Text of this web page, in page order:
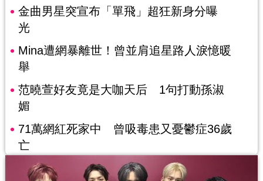
金曲男星突宣布「單飛」超狂新身分曝
光
Mina遭網暴離世！曾並肩追星路人淚憶暖
舉
范曉萱好友竟是大咖天后 1句打動孫淑
媚
71萬網紅死家中 曾吸毒患又憂鬱症36歲
亡